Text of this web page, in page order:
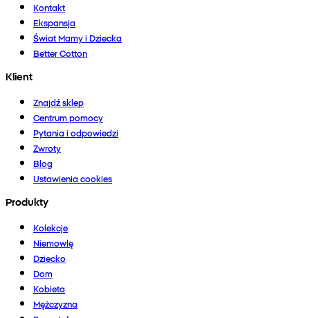
Kontakt
Ekspansja
Świat Mamy i Dziecka
Better Cotton
Klient
Znajdź sklep
Centrum pomocy
Pytania i odpowiedzi
Zwroty
Blog
Ustawienia cookies
Produkty
Kolekcje
Niemowlę
Dziecko
Dom
Kobieta
Mężczyzna